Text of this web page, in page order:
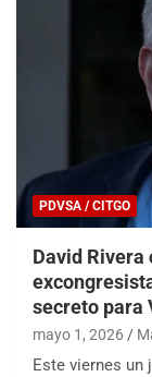
PDVSA / CITGO
David Rivera
secreto para
mayo 1, 2026
Este viernes